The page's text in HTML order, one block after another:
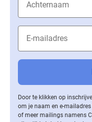
Door te klikken op
om je naam en e-
of meer mailings namens